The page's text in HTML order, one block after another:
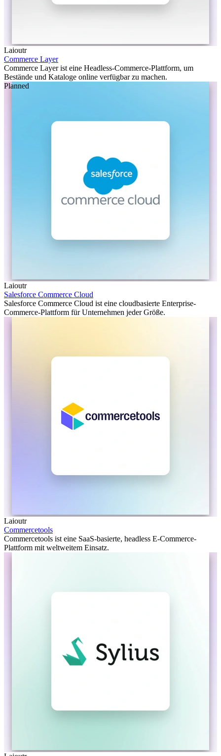
Laioutr
Commerce Layer
Commerce Layer ist eine Headless-Commerce-Plattform, um
Bestände und Kataloge online verfügbar zu machen.
Planned
Laioutr
Salesforce Commerce Cloud
Salesforce Commerce Cloud ist eine cloudbasierte Enterprise-
Commerce-Plattform für Unternehmen jeder Größe.
Laioutr
Commercetools
Commercetools ist eine SaaS-basierte, headless E-Commerce-
Plattform mit weltweitem Einsatz.